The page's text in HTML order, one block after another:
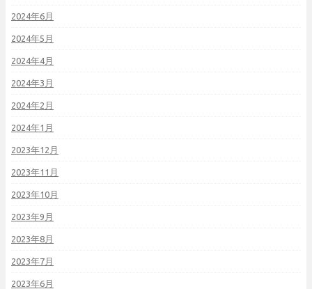
2024年6月
2024年5月
2024年4月
2024年3月
2024年2月
2024年1月
2023年12月
2023年11月
2023年10月
2023年9月
2023年8月
2023年7月
2023年6月